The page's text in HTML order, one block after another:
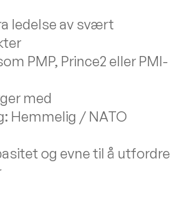
ledelse av svært
PMP, Prince2 eller PMI-
med
Hemmelig / NATO
og evne til å utfordre